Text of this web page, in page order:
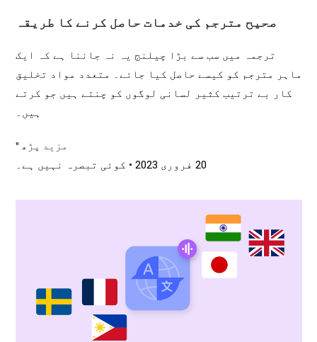
صحیح مترجم کی خدمات حاصل کرنے کا طریقہ
ترجمہ میں سب سے بڑا چیلنج یہ نہ جاننا ہے کہ ایک
ماہر مترجم کو کیسے حاصل کیا جائے۔ متعدد مواد تخلیق
کار بے ترتیب کثیر لسانی لوگوں کو چنتے ہیں جو کرتے
ہیں۔
مزید پڑھ "
20 فروری 2023 کوئی تبصرہ نہیں ہے۔